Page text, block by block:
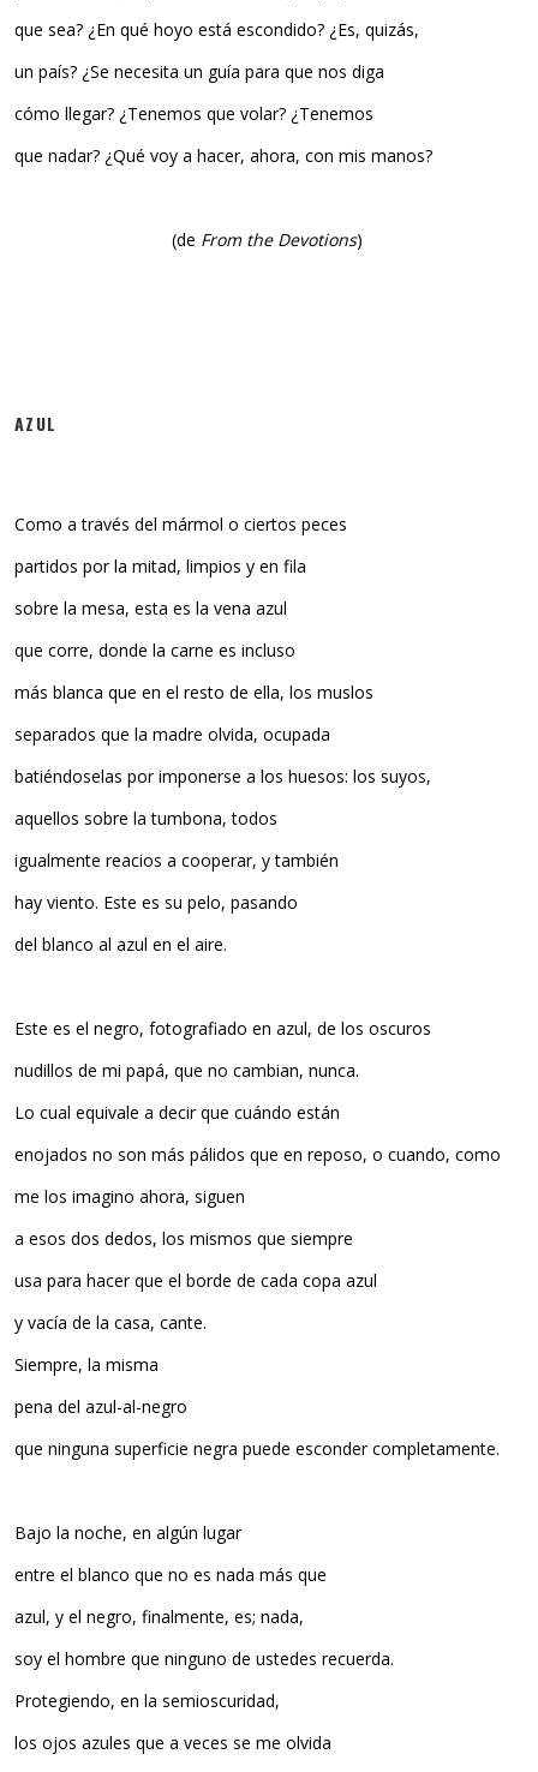
que sea? ¿En qué hoyo está escondido? ¿Es, quizás,
un país? ¿Se necesita un guía para que nos diga
cómo llegar? ¿Tenemos que volar? ¿Tenemos
que nadar? ¿Qué voy a hacer, ahora, con mis manos?
(de From the Devotions)
AZUL
Como a través del mármol o ciertos peces
partidos por la mitad, limpios y en fila
sobre la mesa, esta es la vena azul
que corre, donde la carne es incluso
más blanca que en el resto de ella, los muslos
separados que la madre olvida, ocupada
batiéndoselas por imponerse a los huesos: los suyos,
aquellos sobre la tumbona, todos
igualmente reacios a cooperar, y también
hay viento. Este es su pelo, pasando
del blanco al azul en el aire.
Este es el negro, fotografiado en azul, de los oscuros
nudillos de mi papá, que no cambian, nunca.
Lo cual equivale a decir que cuándo están
enojados no son más pálidos que en reposo, o cuando, como
me los imagino ahora, siguen
a esos dos dedos, los mismos que siempre
usa para hacer que el borde de cada copa azul
y vacía de la casa, cante.
Siempre, la misma
pena del azul-al-negro
que ninguna superficie negra puede esconder completamente.
Bajo la noche, en algún lugar
entre el blanco que no es nada más que
azul, y el negro, finalmente, es; nada,
soy el hombre que ninguno de ustedes recuerda.
Protegiendo, en la semioscuridad,
los ojos azules que a veces se me olvida